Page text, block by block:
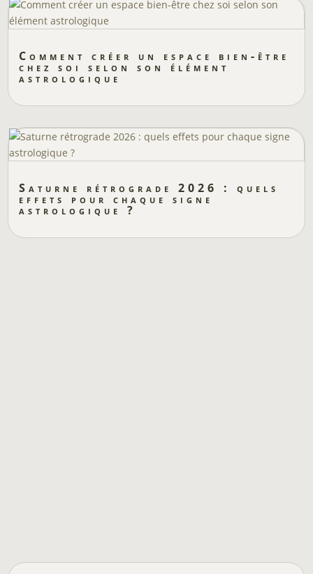
Comment créer un espace bien-être
chez soi selon son élément
astrologique
Saturne rétrograde 2026 : quels
effets pour chaque signe
astrologique ?